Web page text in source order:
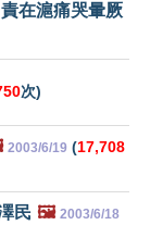
在滬痛哭暈厥
次)
2003/6/19 (17,708
民 🖼️ 2003/6/18